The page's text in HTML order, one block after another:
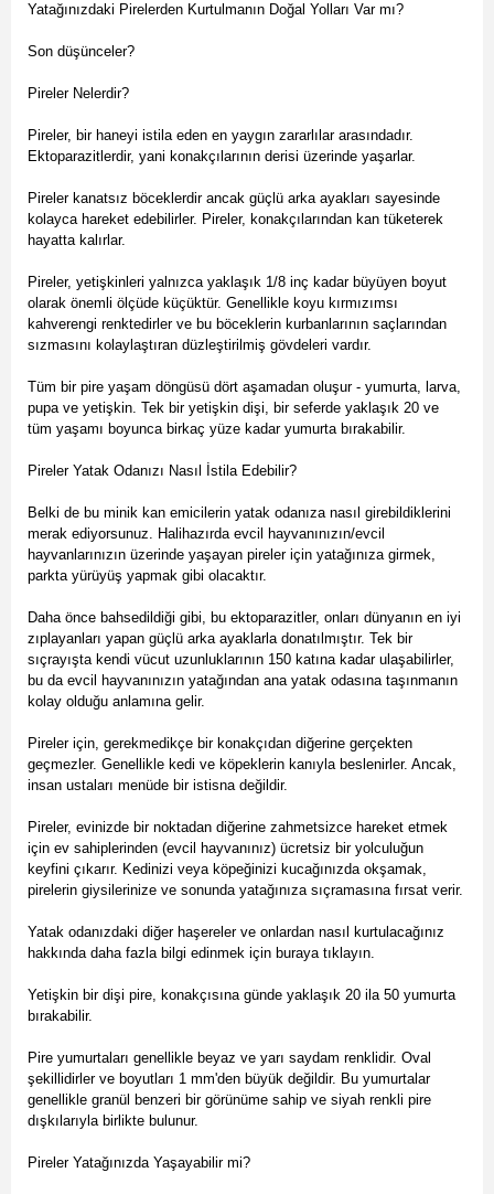
Yatağınızdaki Pirelerden Kurtulmanın Doğal Yolları Var mı?
Son düşünceler?
Pireler Nelerdir?
Pireler, bir haneyi istila eden en yaygın zararlılar arasındadır.
Ektoparazitlerdir, yani konakçılarının derisi üzerinde yaşarlar.
Pireler kanatsız böceklerdir ancak güçlü arka ayakları sayesinde
kolayca hareket edebilirler. Pireler, konakçılarından kan tüketerek
hayatta kalırlar.
Pireler, yetişkinleri yalnızca yaklaşık 1/8 inç kadar büyüyen boyut
olarak önemli ölçüde küçüktür. Genellikle koyu kırmızımsı
kahverengi renktedirler ve bu böceklerin kurbanlarının saçlarından
sızmasını kolaylaştıran düzleştirilmiş gövdeleri vardır.
Tüm bir pire yaşam döngüsü dört aşamadan oluşur - yumurta, larva,
pupa ve yetişkin. Tek bir yetişkin dişi, bir seferde yaklaşık 20 ve
tüm yaşamı boyunca birkaç yüze kadar yumurta bırakabilir.
Pireler Yatak Odanızı Nasıl İstila Edebilir?
Belki de bu minik kan emicilerin yatak odanıza nasıl girebildiklerini
merak ediyorsunuz. Halihazırda evcil hayvanınızın/evcil
hayvanlarınızın üzerinde yaşayan pireler için yatağınıza girmek,
parkta yürüyüş yapmak gibi olacaktır.
Daha önce bahsedildiği gibi, bu ektoparazitler, onları dünyanın en iyi
zıplayanları yapan güçlü arka ayaklarla donatılmıştır. Tek bir
sıçrayışta kendi vücut uzunluklarının 150 katına kadar ulaşabilirler,
bu da evcil hayvanınızın yatağından ana yatak odasına taşınmanın
kolay olduğu anlamına gelir.
Pireler için, gerekmedikçe bir konakçıdan diğerine gerçekten
geçmezler. Genellikle kedi ve köpeklerin kanıyla beslenirler. Ancak,
insan ustaları menüde bir istisna değildir.
Pireler, evinizde bir noktadan diğerine zahmetsizce hareket etmek
için ev sahiplerinden (evcil hayvanınız) ücretsiz bir yolculuğun
keyfini çıkarır. Kedinizi veya köpeğinizi kucağınızda okşamak,
pirelerin giysilerinize ve sonunda yatağınıza sıçramasına fırsat verir.
Yatak odanızdaki diğer haşereler ve onlardan nasıl kurtulacağınız
hakkında daha fazla bilgi edinmek için buraya tıklayın.
Yetişkin bir dişi pire, konakçısına günde yaklaşık 20 ila 50 yumurta
bırakabilir.
Pire yumurtaları genellikle beyaz ve yarı saydam renklidir. Oval
şekillidirler ve boyutları 1 mm'den büyük değildir. Bu yumurtalar
genellikle granül benzeri bir görünüme sahip ve siyah renkli pire
dışkılarıyla birlikte bulunur.
Pireler Yatağınızda Yaşayabilir mi?